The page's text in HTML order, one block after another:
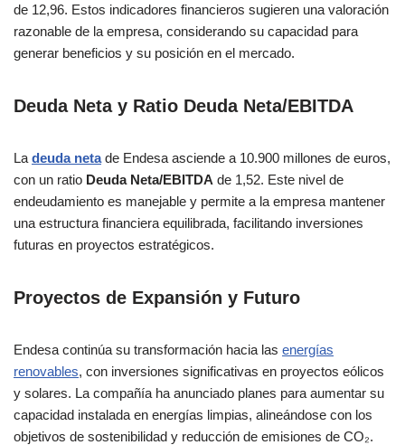
de 12,96. Estos indicadores financieros sugieren una valoración
razonable de la empresa, considerando su capacidad para
generar beneficios y su posición en el mercado.
Deuda Neta y Ratio Deuda Neta/EBITDA
La deuda netade Endesa asciende a 10.900 millones de euros,
con un ratio Deuda Neta/EBITDA de 1,52. Este nivel de
endeudamiento es manejable y permite a la empresa mantener
una estructura financiera equilibrada, facilitando inversiones
futuras en proyectos estratégicos.
Proyectos de Expansión y Futuro
Endesa continúa su transformación hacia las energías
renovables, con inversiones significativas en proyectos eólicos
y solares. La compañía ha anunciado planes para aumentar su
capacidad instalada en energías limpias, alineándose con los
objetivos de sostenibilidad y reducción de emisiones de CO₂.